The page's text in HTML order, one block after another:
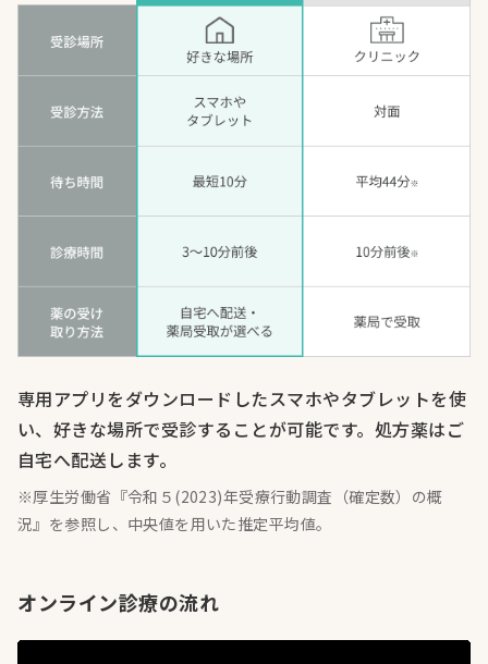
専用アプリをダウンロードしたスマホやタブレットを使
い、好きな場所で受診することが可能です。処方薬はご
自宅へ配送します。
※厚生労働省『令和５(2023)年受療行動調査（確定数）の概
況』を参照し、中央値を用いた推定平均値。
オンライン診療の流れ